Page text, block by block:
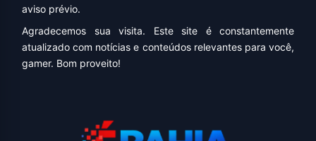
aviso prévio.
Agradecemos sua visita. Este site é constantemente
atualizado com notícias e conteúdos relevantes para você,
gamer. Bom proveito!